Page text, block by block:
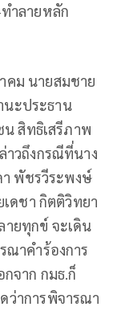
ำลายหลัก
คม นายสมชาย
นะประธาน
สิทธิเสรีภาพ
าวถึงกรณีที่นาง
พัชรวีระพงษ์
ดชา กิตติวิทยา
ยทุกข์ จะเดิน
ณาคำร้องการ
กจาก กมธ.ก็
ว่าการพิจารณา